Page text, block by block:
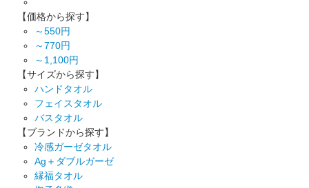
【価格から探す】
～550円
～770円
～1,100円
【サイズから探す】
ハンドタオル
フェイスタオル
バスタオル
【ブランドから探す】
冷感ガーゼタオル
Ag＋ダブルガーゼ
縁福タオル